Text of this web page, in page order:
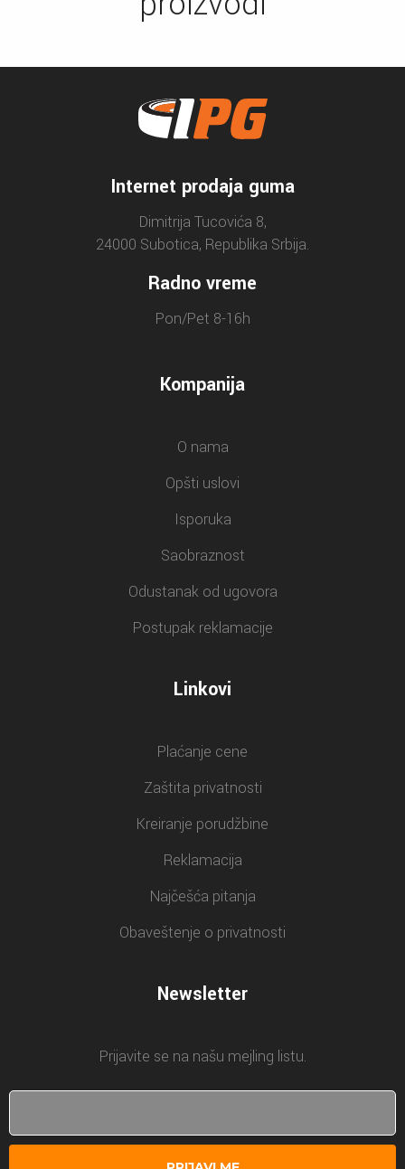
Internet prodaja guma
Dimitrija Tucovića 8,
24000 Subotica, Republika Srbija.
Radno vreme
Pon/Pet 8-16h
Kompanija
O nama
Opšti uslovi
Isporuka
Saobraznost
Odustanak od ugovora
Postupak reklamacije
Linkovi
Plaćanje cene
Zaštita privatnosti
Kreiranje porudžbine
Reklamacija
Najčešća pitanja
Obaveštenje o privatnosti
Newsletter
Prijavite se na našu mejling listu.